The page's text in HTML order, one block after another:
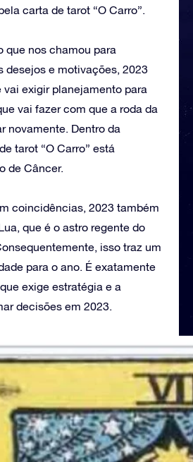
carta de tarot “O Carro”.
que nos chamou para
desejos e motivações, 2023
vai exigir planejamento para
vai fazer com que a roda da
novamente. Dentro da
tarot “O Carro” está
de Câncer.
coincidências, 2023 também
que é o astro regente do
isso traz um
para o ano. É exatamente
exige estratégia e a
decisões em 2023.